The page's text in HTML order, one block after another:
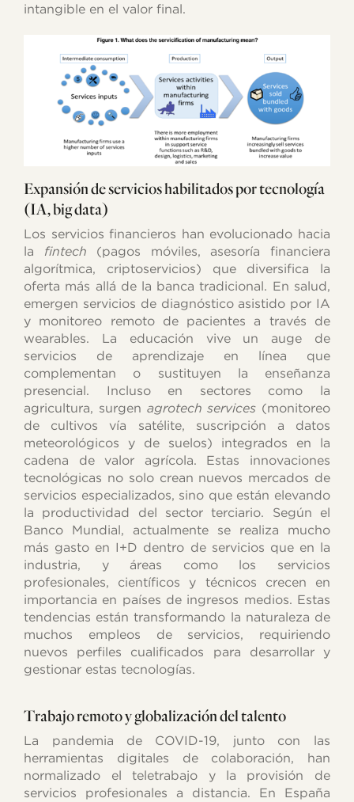
intangible en el valor final.
Expansión de servicios habilitados por tecnología
(IA, big data)
Los servicios financieros han evolucionado hacia
la fintech (pagos móviles, asesoría financiera
algorítmica, criptoservicios) que diversifica la
oferta más allá de la banca tradicional. En salud,
emergen servicios de diagnóstico asistido por IA
y monitoreo remoto de pacientes a través de
wearables. La educación vive un auge de
servicios de aprendizaje en línea que
complementan o sustituyen la enseñanza
presencial. Incluso en sectores como la
agricultura, surgen agrotech services (monitoreo
de cultivos vía satélite, suscripción a datos
meteorológicos y de suelos) integrados en la
cadena de valor agrícola. Estas innovaciones
tecnológicas no solo crean nuevos mercados de
servicios especializados, sino que están elevando
la productividad del sector terciario. Según el
Banco Mundial, actualmente se realiza mucho
más gasto en I+D dentro de servicios que en la
industria, y áreas como los servicios
profesionales, científicos y técnicos crecen en
importancia en países de ingresos medios. Estas
tendencias están transformando la naturaleza de
muchos empleos de servicios, requiriendo
nuevos perfiles cualificados para desarrollar y
gestionar estas tecnologías.
Trabajo remoto y globalización del talento
La pandemia de COVID-19, junto con las
herramientas digitales de colaboración, han
normalizado el teletrabajo y la provisión de
servicios profesionales a distancia. En España